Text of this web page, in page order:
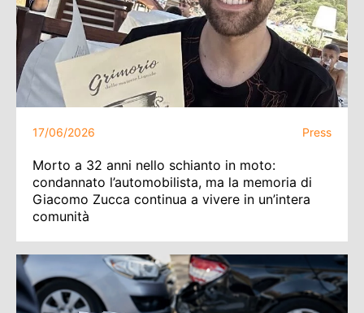
17/06/2026 Press
Morto a 32 anni nello schianto in moto:
condannato l’automobilista, ma la memoria di
Giacomo Zucca continua a vivere in un’intera
comunità